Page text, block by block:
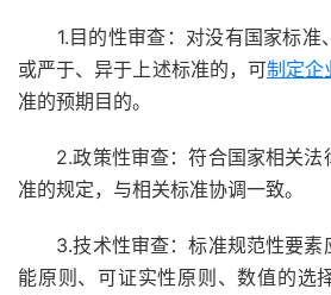
1.目的性审查：对没有国家标准
或严于、异于上述标准的，可制定企
准的预期目的。
2.政策性审查：符合国家相关法
准的规定，与相关标准协调一致。
3.技术性审查：标准规范性要素
能原则、可证实性原则、数值的选